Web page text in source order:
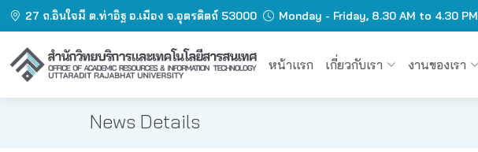
27 ถ.อินใจมี ต.ท่าอิฐ อ.เมือง จ.อุตรดิตถ์ 53000 Monday - Friday, 8.30 AM to 4.30 PM
หน้าแรก เกี่ยวกับเรา งานของเรา
News Details